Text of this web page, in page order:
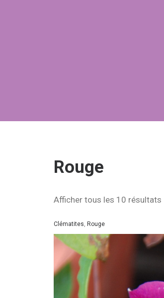
Rouge
Afficher tous les 10 résultats
Clématites, Rouge
Rouge
Rouge